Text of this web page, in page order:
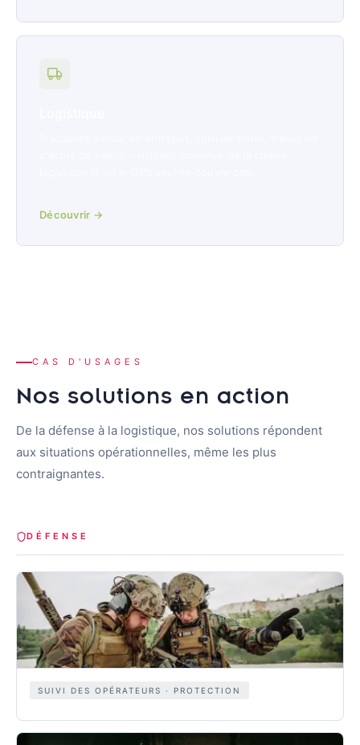
Découvrir →
CAS D'USAGES
Nos solutions en action
De la défense à la logistique, nos solutions répondent
aux situations opérationnelles, même les plus
contraignantes.
DÉFENSE
SUIVI DES OPÉRATEURS · PROTECTION